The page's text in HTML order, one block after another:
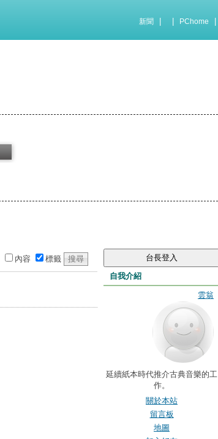
新聞 PChome
內容 標籤
自我介紹
雲翁
延續紙本時代推介古典音樂的工
作。
關於本站
留言板
地圖